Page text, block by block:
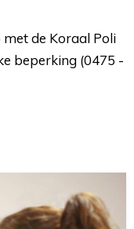
de Koraal Poli
beperking (0475 -